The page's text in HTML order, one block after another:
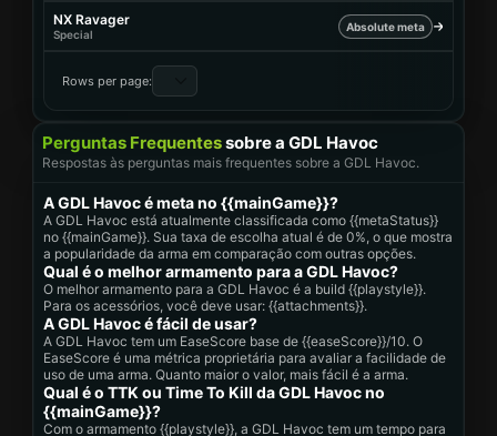
NX Ravager
Special
Absolute meta
Rows per page:
Perguntas Frequentessobre a GDL Havoc
Respostas às perguntas mais frequentes sobre a GDL Havoc.
A GDL Havoc é meta no {{mainGame}}?
A GDL Havoc está atualmente classificada como {{metaStatus}}
no {{mainGame}}. Sua taxa de escolha atual é de 0%, o que mostra
a popularidade da arma em comparação com outras opções.
Qual é o melhor armamento para a GDL Havoc?
O melhor armamento para a GDL Havoc é a build {{playstyle}}.
Para os acessórios, você deve usar: {{attachments}}.
A GDL Havoc é fácil de usar?
A GDL Havoc tem um EaseScore base de {{easeScore}}/10. O
EaseScore é uma métrica proprietária para avaliar a facilidade de
uso de uma arma. Quanto maior o valor, mais fácil é a arma.
Qual é o TTK ou Time To Kill da GDL Havoc no
{{mainGame}}?
Com o armamento {{playstyle}}, a GDL Havoc tem um tempo para